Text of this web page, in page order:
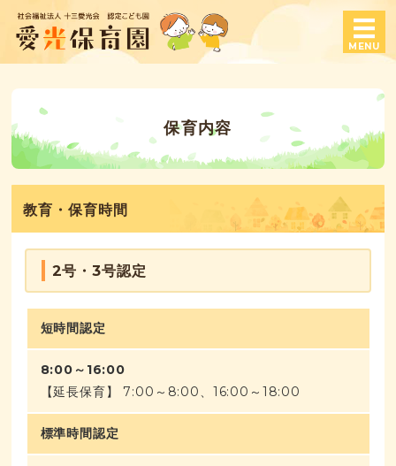
認定こども園 愛光保育
MENU
ホーム
保育内容
子育て支援
愛光保育園について
お問い合わせ
保育内容
教育・保育時間
2号・3号認定
短時間認定
8:00～16:00
【延長保育】 7:00～8:00、16:00～18:00
標準時間認定